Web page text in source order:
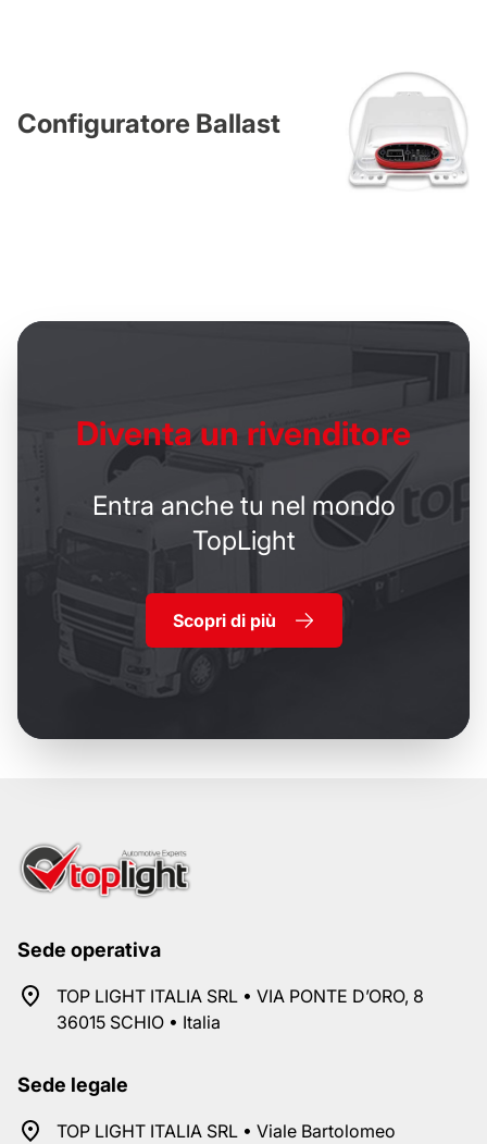
Configuratore Ballast
Diventa un rivenditore
Entra anche tu nel mondo
TopLight
Scopri di più
Sede operativa
TOP LIGHT ITALIA SRL • VIA PONTE D’ORO, 8
36015 SCHIO • Italia
Sede legale
TOP LIGHT ITALIA SRL • Viale Bartolomeo